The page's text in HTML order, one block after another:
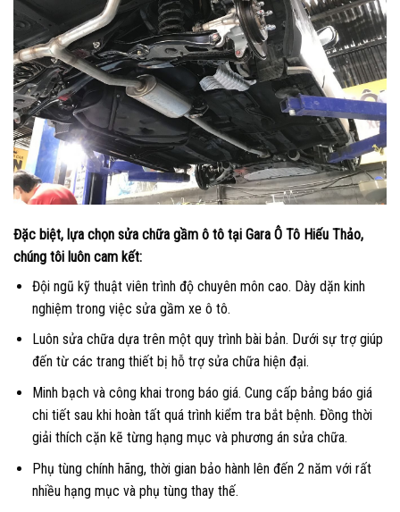
Đặc biệt, lựa chọn sửa chữa gầm ô tô tại Gara Ô Tô Hiếu Thảo,
chúng tôi luôn cam kết:
Đội ngũ kỹ thuật viên trình độ chuyên môn cao. Dày dặn kinh
nghiệm trong việc sửa gầm xe ô tô.
Luôn sửa chữa dựa trên một quy trình bài bản. Dưới sự trợ giúp
đến từ các trang thiết bị hỗ trợ sửa chữa hiện đại.
Minh bạch và công khai trong báo giá. Cung cấp bảng báo giá
chi tiết sau khi hoàn tất quá trình kiểm tra bắt bệnh. Đồng thời
giải thích cặn kẽ từng hạng mục và phương án sửa chữa.
Phụ tùng chính hãng, thời gian bảo hành lên đến 2 năm với rất
nhiều hạng mục và phụ tùng thay thế.